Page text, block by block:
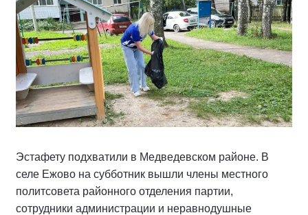
Эстафету подхватили в Медведевском районе. В
селе Ежово на субботник вышли члены местного
политсовета районного отделения партии,
сотрудники администрации и неравнодушные